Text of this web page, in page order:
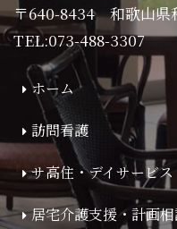
〒640-8434 和歌山県
TEL:073-488-3307
ホーム
訪問看護
サ高住・デイサービス
居宅介護支援・計画